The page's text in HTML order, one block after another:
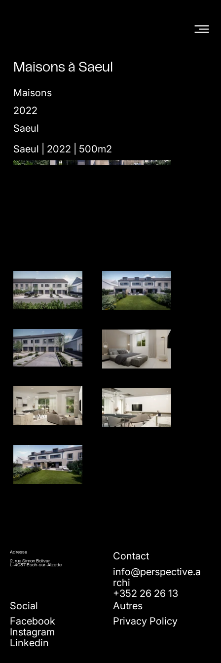
Maisons à Saeul
Maisons
2022
Saeul
Saeul | 2022 | 500m2
Adresse
2, rue Simon Bolivar
L-4037 Esch-sur-Alzette
Contact
info@perspective.a
rchi
+352 26 26 13
Social
Facebook
Instagram
Linkedin
Autres
Privacy Policy